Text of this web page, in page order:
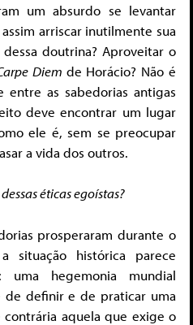
um absurdo se levantar
arriscar inutilmente sua
doutrina? Aproveitar o
Diem de Horácio? Não é
entre as sabedorias antigas
deve encontrar um lugar
ele é, sem se preocupar
a vida dos outros.
éticas egoístas?
prosperaram durante o
situação histórica parece
uma hegemonia mundial
de definir e de praticar uma
aquela que exige o